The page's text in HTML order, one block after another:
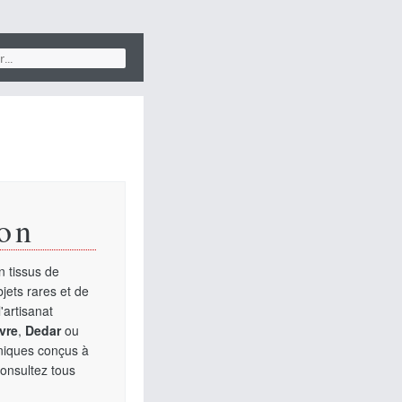
tissus de
rares et de
, Dedarou
conçus à
tous